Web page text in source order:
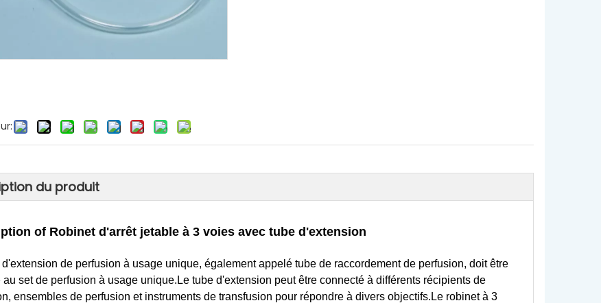
du produit
of Robinet d'arrêt jetable à 3 voies avec tube d'extension
d'extension de perfusion à usage unique, également appelé tube de raccordement de perfusion, doit être
au set de perfusion à usage unique.Le tube d'extension peut être connecté à différents récipients de
ensembles de perfusion et instruments de transfusion pour répondre à divers objectifs.Le robinet à 3